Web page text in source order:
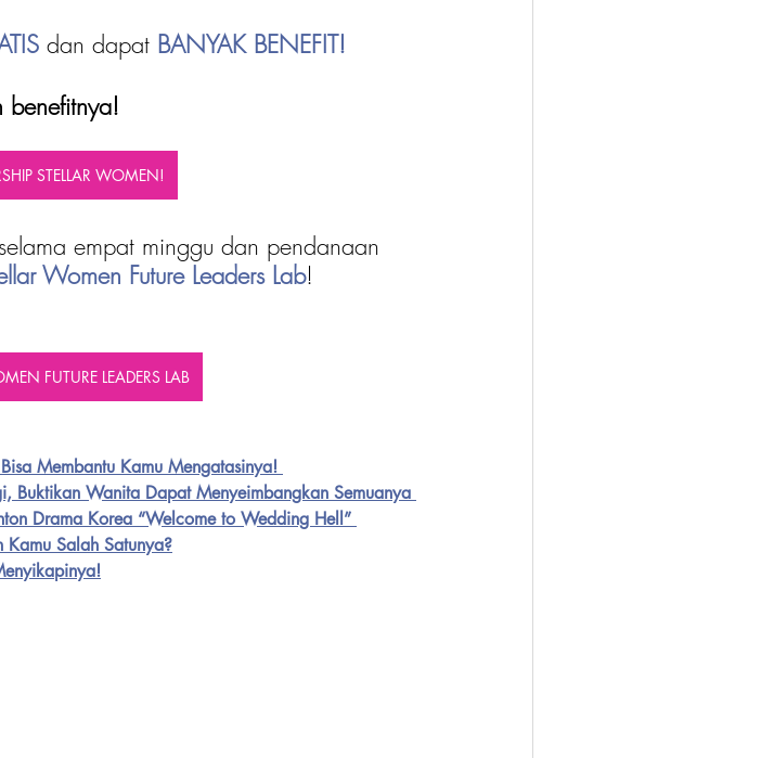
dan dapat BANYAK BENEFIT!
benefitnya!
STELLAR WOMEN!
empat minggu dan pendanaan
Women Future Leaders Lab!
FUTURE LEADERS LAB
Membantu Kamu Mengatasinya!
Buktikan Wanita Dapat Menyeimbangkan Semuanya
Drama Korea “Welcome to Wedding Hell”
Salah Satunya?